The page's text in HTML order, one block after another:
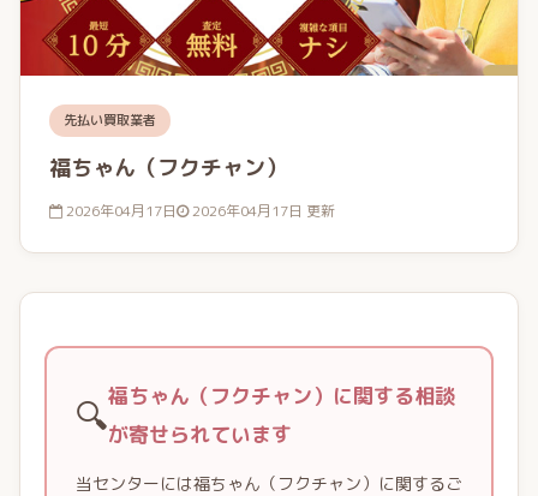
先払い買取業者
福ちゃん（フクチャン）
2026年04月17日 2026年04月17日 更新
🔍福ちゃん（フクチャン）に関する相談
が寄せられています
当センターには福ちゃん（フクチャン）に関するご